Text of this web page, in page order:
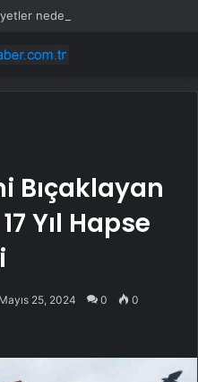
Bıçaklayan
Yıl Hapse
Mayıs 25, 2024 0 0